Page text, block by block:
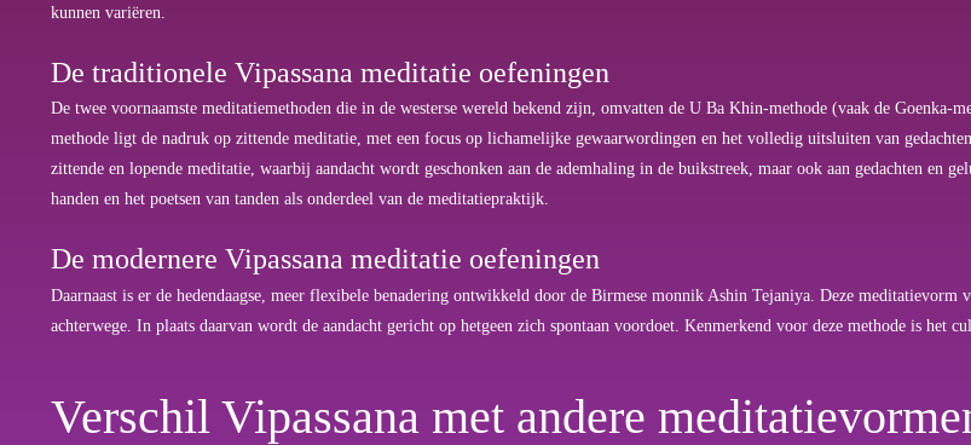
kunnen variëren.
De traditionele Vipassana meditatie oefeningen
De twee voornaamste meditatiemethoden die in de westerse wereld bekend zijn, omvatten de U Ba Khin-methode (vaak de Goenka-
methode ligt de nadruk op zittende meditatie, met een focus op lichamelijke gewaarwordingen en het volledig uitsluiten van
zittende en lopende meditatie, waarbij aandacht wordt geschonken aan de ademhaling in de buikstreek, maar ook aan gedachten en
handen en het poetsen van tanden als onderdeel van de meditatiepraktijk.
De modernere Vipassana meditatie oefeningen
Daarnaast is er de hedendaagse, meer flexibele benadering ontwikkeld door de Birmese monnik Ashin Tejaniya. Deze
achterwege. In plaats daarvan wordt de aandacht gericht op hetgeen zich spontaan voordoet. Kenmerkend voor deze methode is het
Verschil Vipassana met andere